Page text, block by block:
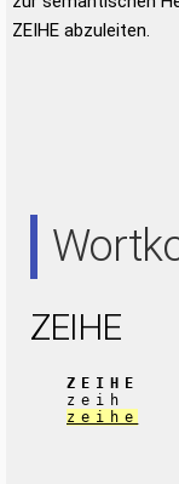
ZEIHE abzuleiten.
ZEIHE
ZEIHE
zeih
zeihe